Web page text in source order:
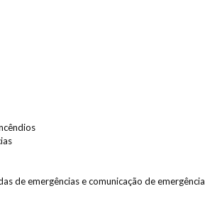
de emergências e comunicação de emergência